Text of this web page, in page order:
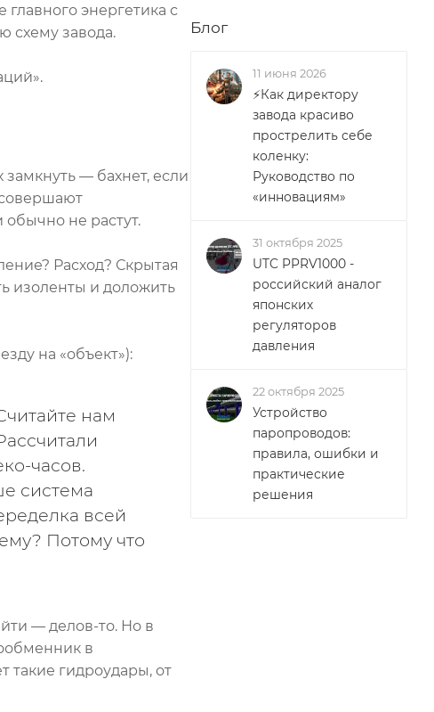
энергетика с
схему завода.
— бахнет, если
не растут.
Расход? Скрытая
изоленты и доложить
на «объект»):
нам
часов.
система
всей
Потому что
— делов-то. Но в
в
такие гидроудары, от
Блог
11 июня 2026
⚡Как директору
завода красиво
прострелить себе
коленку:
Руководство по
«инновациям»
31 октября 2025
UTC PPRV1000 -
российский аналог
японских
регуляторов
давления
22 октября 2025
Устройство
паропроводов:
правила, ошибки и
практические
решения